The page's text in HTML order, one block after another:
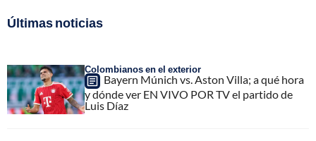
Últimas noticias
Colombianos en el exterior
Bayern Múnich vs. Aston Villa; a qué hora
y dónde ver EN VIVO POR TV el partido de
Luis Díaz